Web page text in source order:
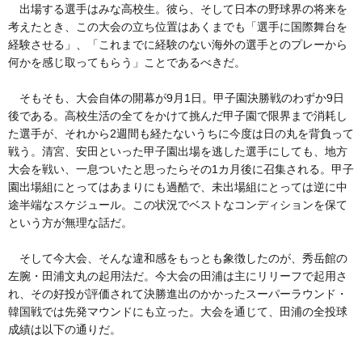
出場する選手はみな高校生。彼ら、そして日本の野球界の将来を
考えたとき、この大会の立ち位置はあくまでも「選手に国際舞台を
経験させる」、「これまでに経験のない海外の選手とのプレーから
何かを感じ取ってもらう」ことであるべきだ。
そもそも、大会自体の開幕が9月1日。甲子園決勝戦のわずか9日
後である。高校生活の全てをかけて挑んだ甲子園で限界まで消耗し
た選手が、それから2週間も経たないうちに今度は日の丸を背負って
戦う。清宮、安田といった甲子園出場を逃した選手にしても、地方
大会を戦い、一息ついたと思ったらその1カ月後に召集される。甲子
園出場組にとってはあまりにも過酷で、未出場組にとっては逆に中
途半端なスケジュール。この状況でベストなコンディションを保て
という方が無理な話だ。
そして今大会、そんな違和感をもっとも象徴したのが、秀岳館の
左腕・田浦文丸の起用法だ。今大会の田浦は主にリリーフで起用さ
れ、その好投が評価されて決勝進出のかかったスーパーラウンド・
韓国戦では先発マウンドにも立った。大会を通じて、田浦の全投球
成績は以下の通りだ。